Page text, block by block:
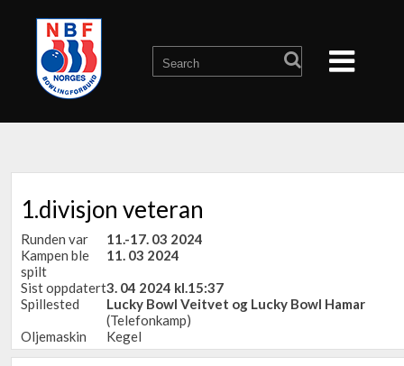
1.divisjon veteran
Runden var
11.-17. 03 2024
Kampen ble
spilt
11. 03 2024
Sist oppdatert3. 04 2024 kl.15:37
Spillested
Lucky Bowl Veitvet og Lucky Bowl Hamar
(Telefonkamp)
Oljemaskin
Kegel